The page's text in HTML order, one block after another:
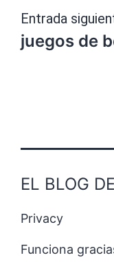
Entrada
juegos de
EL BLOG
Privacy
Funciona